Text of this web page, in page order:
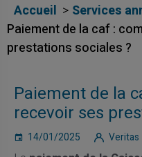
Accueil
Services
Paiement de la caf :
prestations sociales ?
Paiement de la
recevoir ses
14/01/2025 Veritas